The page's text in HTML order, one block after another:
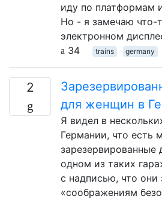
иду по платформам
Но - я замечаю что-
электронном
34
trains germany
2
для женщин в
Я видел в
Германии, что есть
одном из таких
с надписью, что они
«соображениям